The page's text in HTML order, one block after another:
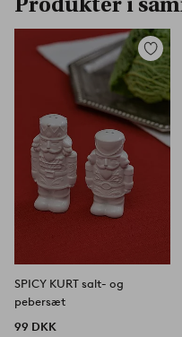
Tilføj
til
SPICY KURT salt- og
pebersæt
99 DKK